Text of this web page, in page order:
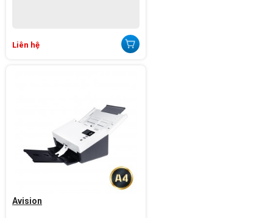
Liên hệ
Avision